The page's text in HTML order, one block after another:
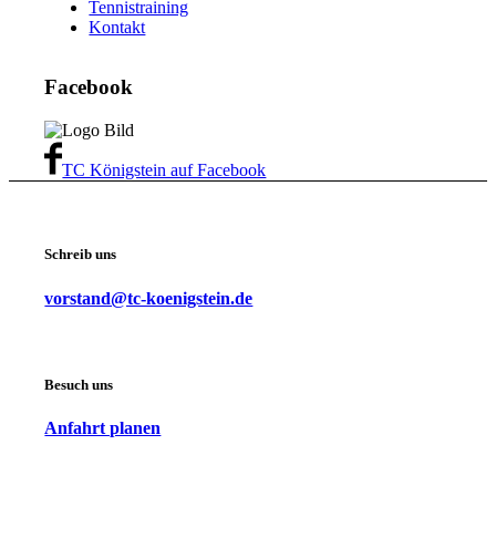
Tennistraining
Kontakt
Facebook
TC Königstein auf Facebook
Schreib uns
vorstand@tc-koenigstein.de
Besuch uns
Anfahrt planen